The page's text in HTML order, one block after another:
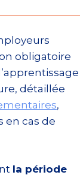
obligatoire
détaillée
,
en cas de
la période